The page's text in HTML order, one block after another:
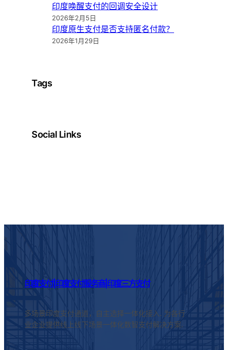
印度唤醒支付的回调安全设计
2026年2月5日
印度原生支付是否支持匿名付款？
2026年1月29日
Tags
Social Links
印度支付|印度支付服务商|印度三方支付
多场景印度支付通道，自主选择一体化接入. 为各行
业企业提供线上线下场景一体化数智支付解决方案.